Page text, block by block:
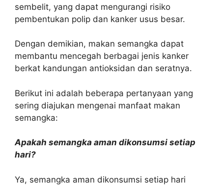
sembelit, yang dapat mengurangi risiko
pembentukan polip dan kanker usus besar.
Dengan demikian, makan semangka dapat
membantu mencegah berbagai jenis kanker
berkat kandungan antioksidan dan seratnya.
Berikut ini adalah beberapa pertanyaan yang
sering diajukan mengenai manfaat makan
semangka:
Apakah semangka aman dikonsumsi setiap
hari?
Ya, semangka aman dikonsumsi setiap hari